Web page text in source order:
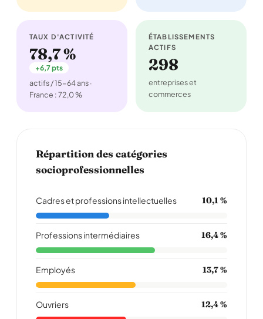
TAUX D'ACTIVITÉ
78,7 %
+6,7 pts
actifs / 15-64 ans ·
France : 72,0 %
ÉTABLISSEMENTS
ACTIFS
298
entreprises et
commerces
Répartition des catégories
socioprofessionnelles
Cadres et professions intellectuelles 10,1 %
Professions intermédiaires 16,4 %
Employés 13,7 %
Ouvriers 12,4 %